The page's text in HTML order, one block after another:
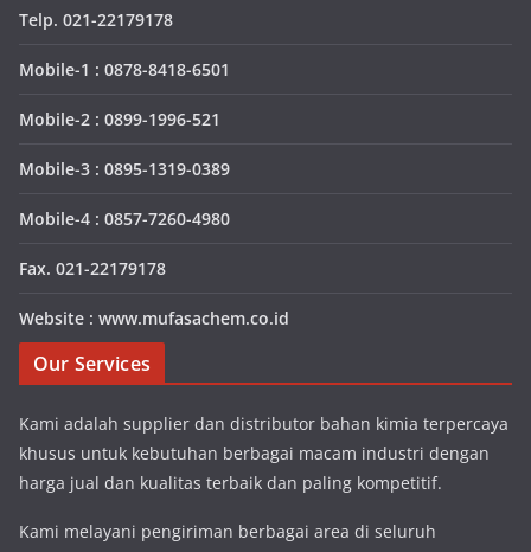
Telp. 021-22179178
Mobile-1 : 0878-8418-6501
Mobile-2 : 0899-1996-521
Mobile-3 : 0895-1319-0389
Mobile-4 : 0857-7260-4980
Fax. 021-22179178
Website : www.mufasachem.co.id
Our Services
Kami adalah supplier dan distributor bahan kimia terpercaya
khusus untuk kebutuhan berbagai macam industri dengan
harga jual dan kualitas terbaik dan paling kompetitif.
Kami melayani pengiriman berbagai area di seluruh